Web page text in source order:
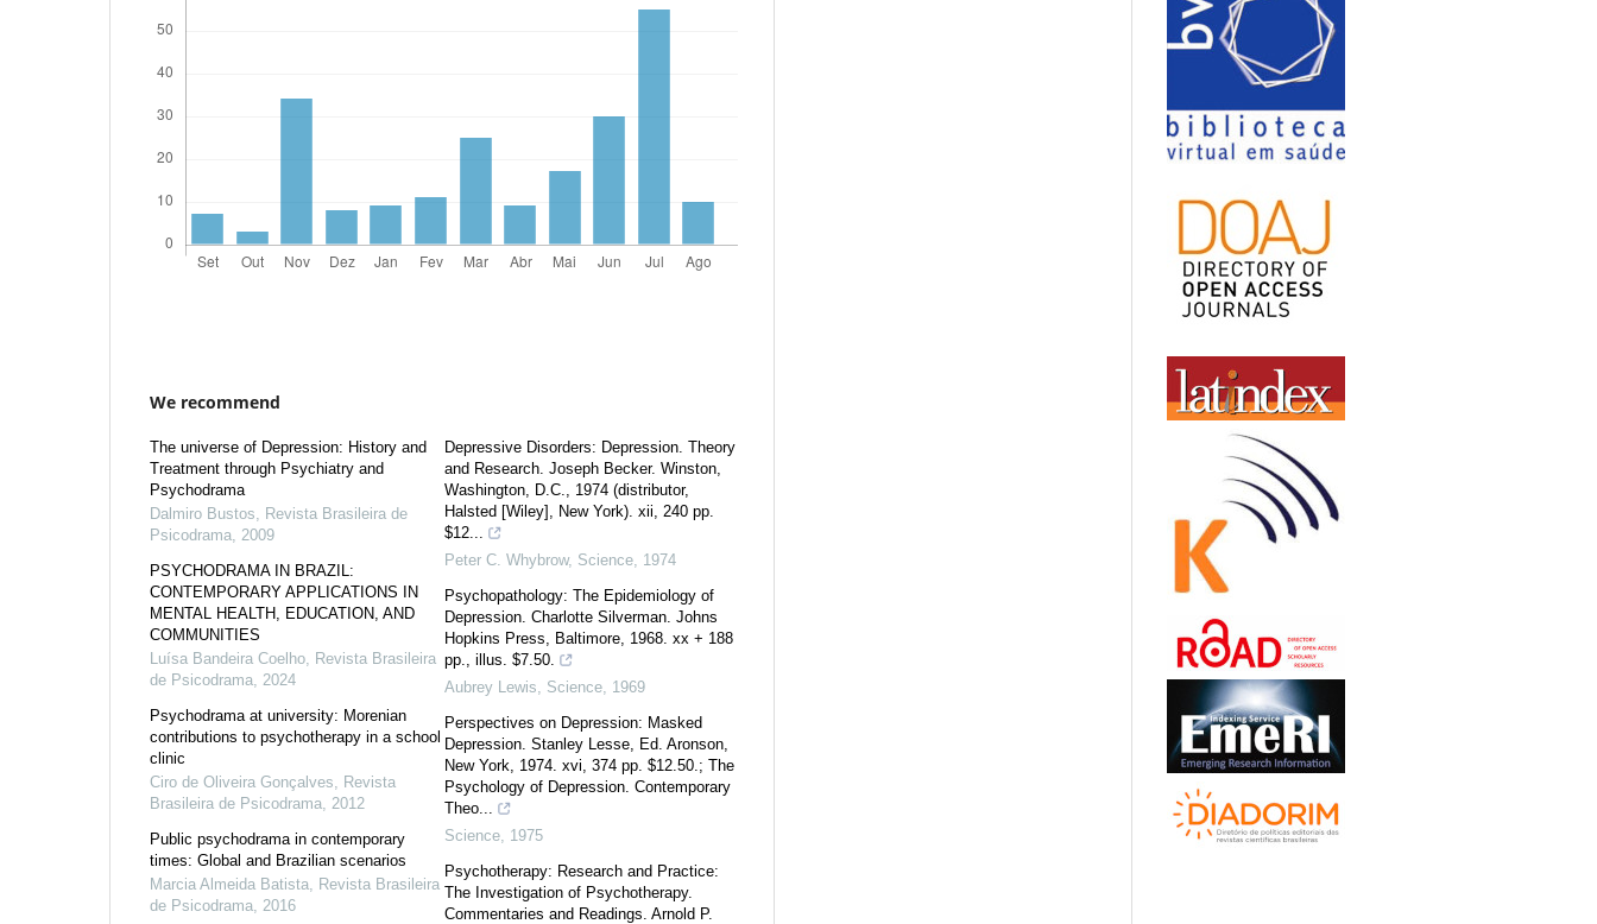
We recommend
The universe of Depression: History and
Treatment through Psychiatry and
Psychodrama
Dalmiro Bustos
Revista Brasileira de
Psicodrama 2009
PSYCHODRAMA IN BRAZIL:
CONTEMPORARY APPLICATIONS IN
MENTAL HEALTH, EDUCATION, AND
COMMUNITIES
Luísa Bandeira Coelho
Revista Brasileira
de Psicodrama 2024
Psychodrama at university: Morenian
contributions to psychotherapy in a school
clinic
Ciro de Oliveira Gonçalves
Revista
Brasileira de Psicodrama 2012
Public psychodrama in contemporary
times: Global and Brazilian scenarios
Marcia Almeida Batista
Revista Brasileira
de Psicodrama 2016
Depressive Disorders: Depression. Theory
and Research. Joseph Becker. Winston,
Washington, D.C., 1974 (distributor,
Halsted [Wiley], New York). xii, 240 pp.
$12...
Peter C. Whybrow, Science, 1974
Psychopathology: The Epidemiology of
Depression. Charlotte Silverman. Johns
Hopkins Press, Baltimore, 1968. xx + 188
pp., illus. $7.50.
Aubrey Lewis
Science, 1969
Perspectives on Depression: Masked
Depression. Stanley Lesse, Ed. Aronson,
New York, 1974. xvi, 374 pp. $12.50.; The
Psychology of Depression. Contemporary
Theo...
Science, 1975
Psychotherapy: Research and Practice:
The Investigation of Psychotherapy.
Commentaries and Readings. Arnold P.